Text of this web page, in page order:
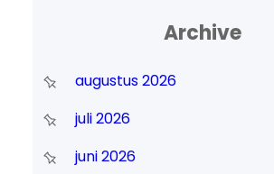
Archive
augustus 2026
juli 2026
juni 2026